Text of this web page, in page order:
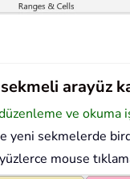
arayüz
ve okuma
yeni sekmelerde
mouse